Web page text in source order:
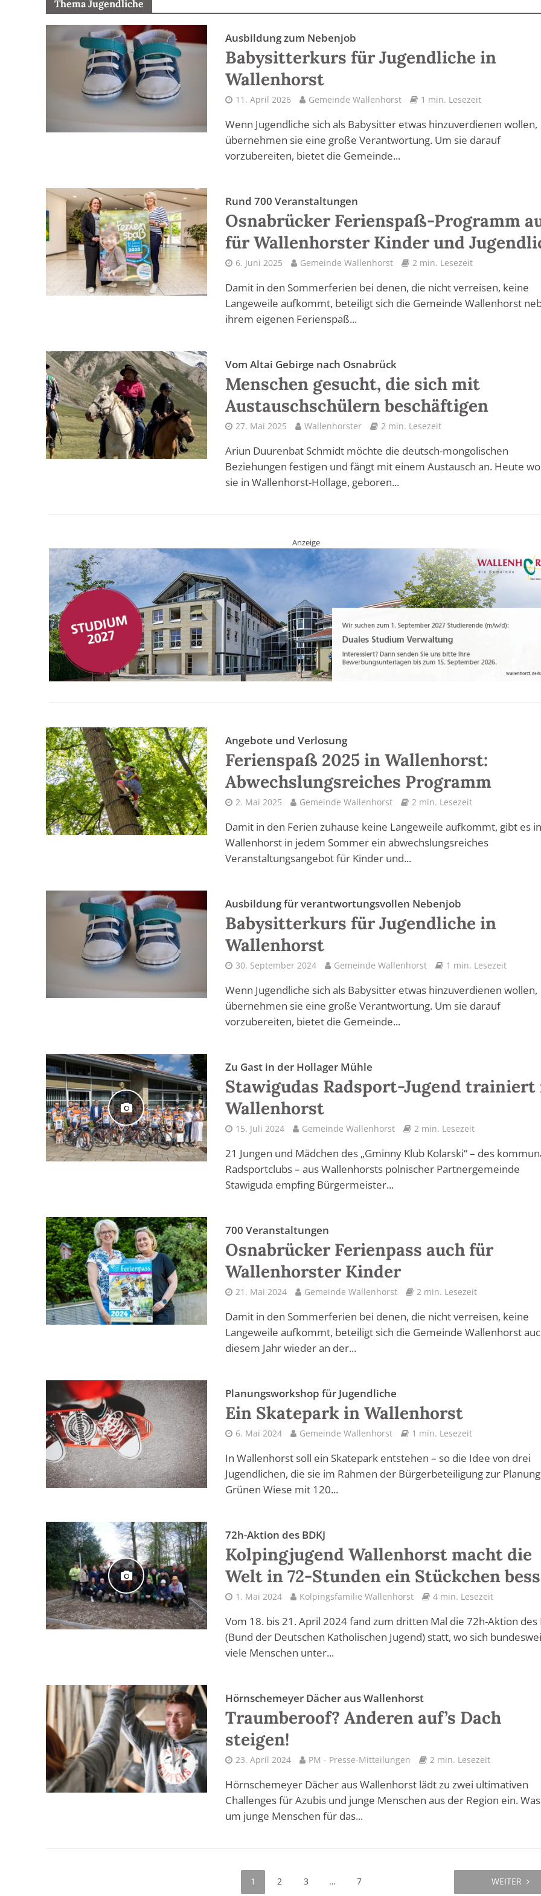
Thema Jugendliche
Ausbildung zum Nebenjob
Babysitterkurs für Jugendliche in
Wallenhorst
11. April 2026 Gemeinde Wallenhorst 1 min. Lesezeit
Wenn Jugendliche sich als Babysitter etwas hinzuverdienen wollen,
übernehmen sie eine große Verantwortung. Um sie darauf
vorzubereiten, bietet die Gemeinde...
Rund 700 Veranstaltungen
Osnabrücker Ferienspaß-Programm
für Wallenhorster Kinder und
6. Juni 2025 Gemeinde Wallenhorst 2 min. Lesezeit
Damit in den Sommerferien bei denen, die nicht verreisen, keine
Langeweile aufkommt, beteiligt sich die Gemeinde Wallenhorst
ihrem eigenen Ferienspaß...
Vom Altai Gebirge nach Osnabrück
Menschen gesucht, die sich mit
Austauschschülern beschäftigen
27. Mai 2025 Wallenhorster 2 min. Lesezeit
Ariun Duurenbat Schmidt möchte die deutsch-mongolischen
Beziehungen festigen und fängt mit einem Austausch an. Heute
sie in Wallenhorst-Hollage, geboren...
Anzeige
Angebote und Verlosung
Ferienspaß 2025 in Wallenhorst:
Abwechslungsreiches Programm
2. Mai 2025 Gemeinde Wallenhorst 2 min. Lesezeit
Damit in den Ferien zuhause keine Langeweile aufkommt, gibt es in
Wallenhorst in jedem Sommer ein abwechslungsreiches
Veranstaltungsangebot für Kinder und...
Ausbildung für verantwortungsvollen Nebenjob
Babysitterkurs für Jugendliche in
Wallenhorst
30. September 2024 Gemeinde Wallenhorst 1 min. Lesezeit
Wenn Jugendliche sich als Babysitter etwas hinzuverdienen wollen,
übernehmen sie eine große Verantwortung. Um sie darauf
vorzubereiten, bietet die Gemeinde...
Zu Gast in der Hollager Mühle
Stawigudas Radsport-Jugend trainiert
Wallenhorst
15. Juli 2024 Gemeinde Wallenhorst 2 min. Lesezeit
21 Jungen und Mädchen des „Gminny Klub Kolarski“ – des
Radsportclubs – aus Wallenhorsts polnischer Partnergemeinde
Stawiguda empfing Bürgermeister...
700 Veranstaltungen
Osnabrücker Ferienpass auch für
Wallenhorster Kinder
21. Mai 2024 Gemeinde Wallenhorst 2 min. Lesezeit
Damit in den Sommerferien bei denen, die nicht verreisen, keine
Langeweile aufkommt, beteiligt sich die Gemeinde Wallenhorst
diesem Jahr wieder an der...
Planungsworkshop für Jugendliche
Ein Skatepark in Wallenhorst
6. Mai 2024 Gemeinde Wallenhorst 1 min. Lesezeit
In Wallenhorst soll ein Skatepark entstehen – so die Idee von drei
Jugendlichen, die sie im Rahmen der Bürgerbeteiligung zur
Grünen Wiese mit 120...
72h-Aktion des BDKJ
Kolpingjugend Wallenhorst macht die
Welt in 72-Stunden ein Stückchen
1. Mai 2024 Kolpingsfamilie Wallenhorst 4 min. Lesezeit
Vom 18. bis 21. April 2024 fand zum dritten Mal die 72h-Aktion des
(Bund der Deutschen Katholischen Jugend) statt, wo sich
viele Menschen unter...
Hörnschemeyer Dächer aus Wallenhorst
Traumberoof? Anderen auf’s Dach
steigen!
23. April 2024 PM - Presse-Mitteilungen 2 min. Lesezeit
Hörnschemeyer Dächer aus Wallenhorst lädt zu zwei ultimativen
Challenges für Azubis und junge Menschen aus der Region ein.
um junge Menschen für das...
1 2 3 … 7 WEITER